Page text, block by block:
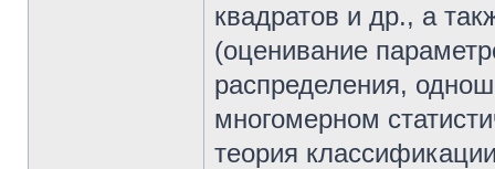
квадратов и др., а
(оценивание
распределения,
многомерном
теория